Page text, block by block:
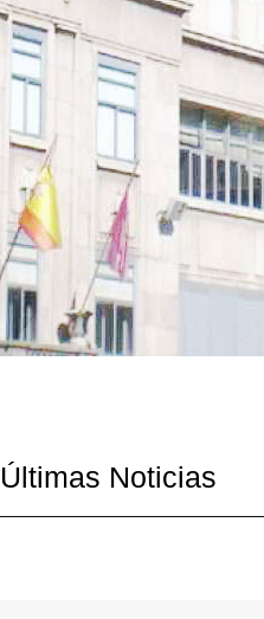
Últimas Noticias